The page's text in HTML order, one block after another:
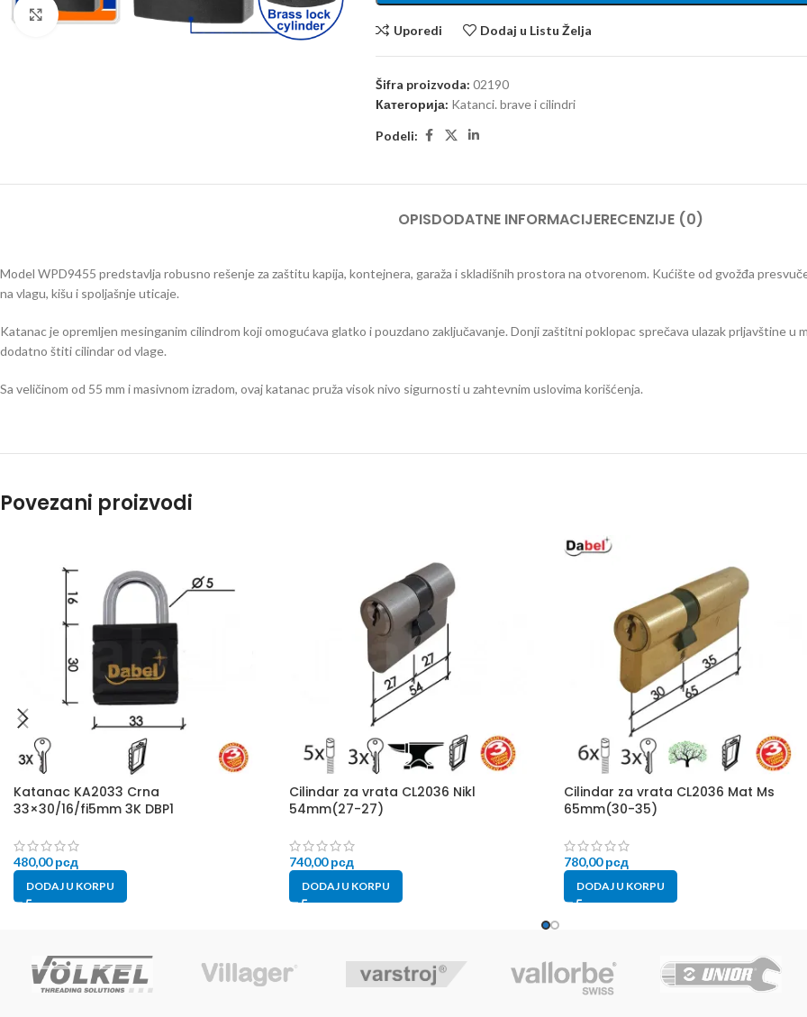
Kliknite za uvećanje
Uporedi Dodaj u Listu Želja
Šifra proizvoda:02190
Категорија: Katanci. brave i cilindri
Podeli:
OPISDODATNE INFORMACIJERECENZIJE (0)
Model WPD9455 predstavlja robusno rešenje za zaštitu kapija, kontejnera, garaža i skladišnih prostora na otvorenom. Kućište od gvožđa
na vlagu, kišu i spoljašnje uticaje.
Katanac je opremljen mesinganim cilindrom koji omogućava glatko i pouzdano zaključavanje. Donji zaštitni poklopac sprečava ulazak prljavštine u
dodatno štiti cilindar od vlage.
Sa veličinom od 55 mm i masivnom izradom, ovaj katanac pruža visok nivo sigurnosti u zahtevnim uslovima korišćenja.
Povezani proizvodi
Katanac KA2033 Crna
33×30/16/fi5mm 3K DBP1
480,00рсд
DODAJ U KORPU
Cilindar za vrata CL2036 Nikl
54mm(27-27)
740,00рсд
DODAJ U KORPU
Cilindar za vrata CL2036 Mat Ms
65mm(30-35)
780,00рсд
DODAJ U KORPU